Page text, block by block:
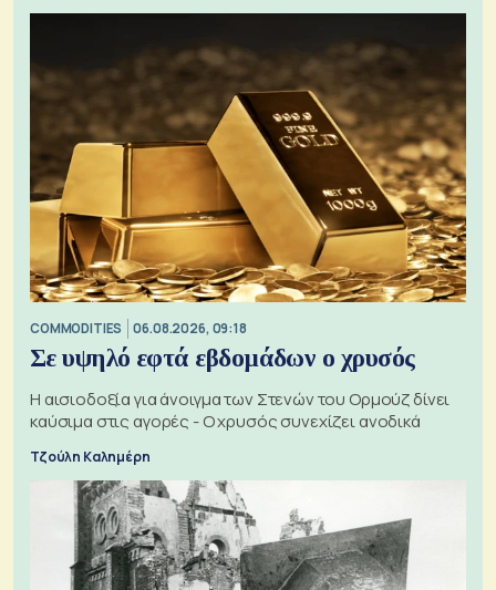
COMMODITIES 06.08.2026, 09:18
Σε υψηλό εφτά εβδομάδων ο χρυσός
Η αισιοδοξία για άνοιγμα των Στενών του Ορμούζ δίνει
καύσιμα στις αγορές - Ο χρυσός συνεχίζει ανοδικά
Τζούλη Καλημέρη